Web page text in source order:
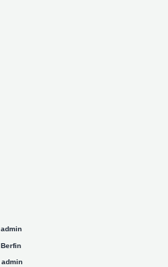
admin
Berfin
admin